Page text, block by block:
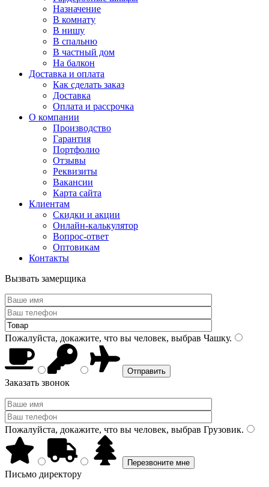
Назначение
В комнату
В нишу
В спальню
В частный дом
На балкон
Доставка и оплата
Как сделать заказ
Доставка
Оплата и рассрочка
О компании
Производство
Гарантия
Портфолио
Отзывы
Реквизиты
Вакансии
Карта сайта
Клиентам
Скидки и акции
Онлайн-калькулятор
Вопрос-ответ
Оптовикам
Контакты
Вызвать замерщика
Пожалуйста, докажите, что вы человек, выбрав Чашку.
Заказать звонок
Пожалуйста, докажите, что вы человек, выбрав Грузовик.
Письмо директору